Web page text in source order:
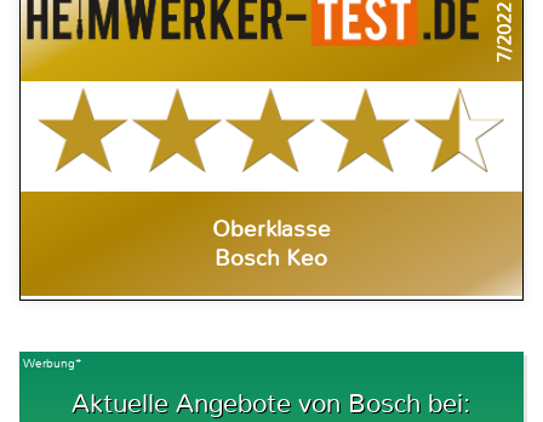
7/2022
Oberklasse
Bosch Keo
Werbung*
Aktuelle Angebote von Bosch bei: